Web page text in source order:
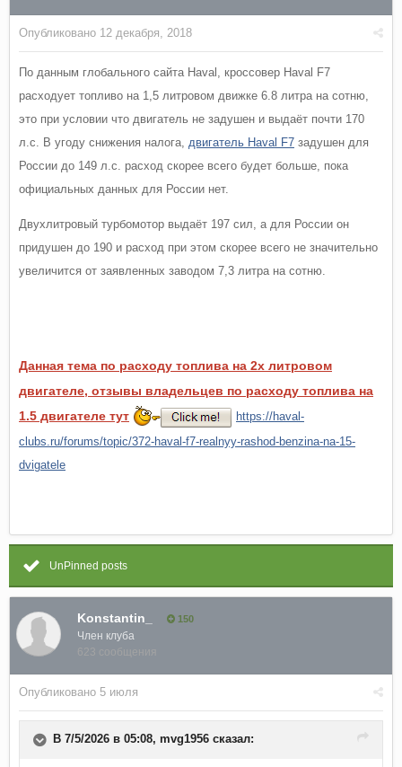
Опубликовано 12 декабря, 2018
По данным глобального сайта Haval, кроссовер Haval F7
расходует топливо на 1,5 литровом движке 6.8 литра на сотню,
это при условии что двигатель не задушен и выдаёт почти 170
л.с. В угоду снижения налога, двигатель Haval F7 задушен для
России до 149 л.с. расход скорее всего будет больше, пока
официальных данных для России нет.
Двухлитровый турбомотор выдаёт 197 сил, а для России он
придушен до 190 и расход при этом скорее всего не значительно
увеличится от заявленных заводом 7,3 литра на сотню.
Данная тема по расходу топлива на 2х литровом
двигателе, отзывы владельцев по расходу топлива на
1.5 двигателе тут
https://haval-
clubs.ru/forums/topic/372-haval-f7-realnyy-rashod-benzina-na-15-
dvigatele
UnPinned posts
Konstantin_ 150
Член клуба
623 сообщения
Опубликовано 5 июля
В 7/5/2026 в 05:08, mvg1956 сказал: